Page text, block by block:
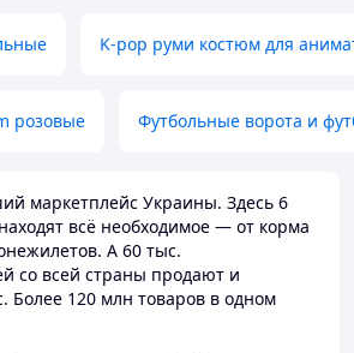
K-pop руми костюм для
розовые Футбольные ворота и
маркетплейс Украины. Здесь 6
всё необходимое — от корма
А 60 тыс.
со всей страны продают и
Более 120 млн товаров в одном